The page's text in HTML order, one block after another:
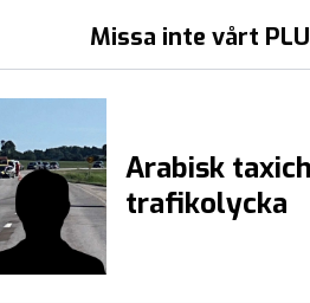
Missa inte vårt
Arabisk
trafikolycka